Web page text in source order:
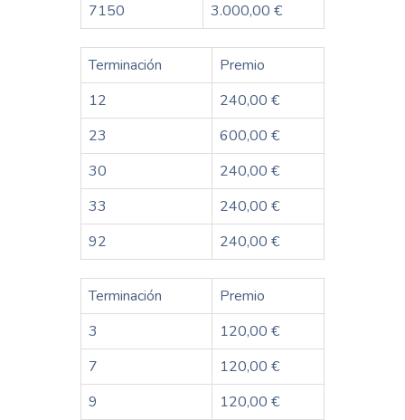
7150
3.000,00 €
Terminación
Premio
12
240,00 €
23
600,00 €
30
240,00 €
33
240,00 €
92
240,00 €
Terminación
Premio
3
120,00 €
7
120,00 €
9
120,00 €